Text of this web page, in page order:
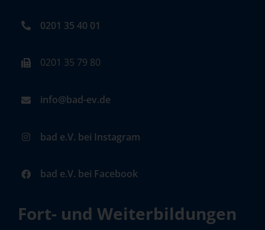
0201 35 40 01
0201 35 79 80
info@bad-ev.de
bad e.V. bei Instagram
bad e.V. bei Facebook
Fort- und Weiterbildungen